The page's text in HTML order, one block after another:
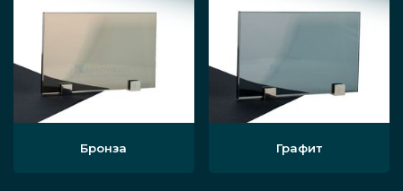
Бронза Графит